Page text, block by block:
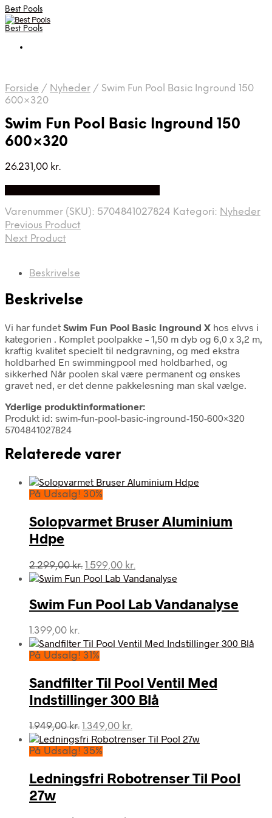
Best Pools
Best Pools
Forside / Nyheder / Swim Fun Pool Basic Inground 150
600×320
Swim Fun Pool Basic Inground 150
600×320
26.231,00 kr.
Varenummer (SKU): 5704841027824 Kategori: Nyheder
Previous Product
Next Product
Beskrivelse
Beskrivelse
Vi har fundet Swim Fun Pool Basic Inground X hos elvvs i
kategorien . Komplet poolpakke – 1,50 m dyb og 6,0 x 3,2 m,
kraftig kvalitet specielt til nedgravning, og med ekstra
holdbarhed En swimmingpool med holdbarhed, og
sikkerhed Når poolen skal være permanent og ønskes
gravet ned, er det denne pakkeløsning man skal vælge.
Yderlige produktinformationer:
Produkt id: swim-fun-pool-basic-inground-150-600×320
5704841027824
Relaterede varer
På Udsalg! 30%
Solopvarmet Bruser Aluminium
Hdpe
2.299,00kr. Den
oprindelige
var:
2.299,00 kr..
1.599,00 kr.
aktuelle
er:
1.599,00 kr..
Swim Fun Pool Lab Vandanalyse
1.399,00 kr.
På Udsalg! 31%
Sandfilter Til Pool Ventil Med
Indstillinger 300 Blå
1.949,00kr. Den
oprindelige
pris
1.949,00 kr..
1.349,00 kr.
aktuelle
1.349,00 kr..
På Udsalg! 35%
Ledningsfri Robotrenser Til Pool
27w